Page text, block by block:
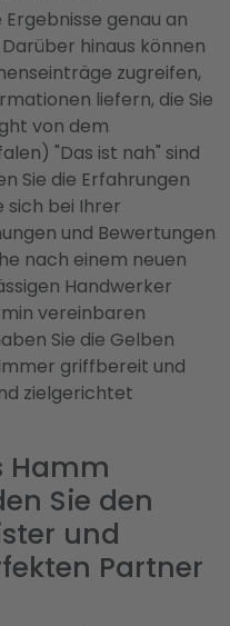
genau an
hinaus können
zugreifen,
liefern, die Sie
von dem
"Das ist nah" sind
Sie die Erfahrungen
sich bei Ihrer
und Bewertungen
nach einem neuen
Handwerker
vereinbaren
Sie die Gelben
griffbereit und
zielgerichtet
Hamm
Sie den
und
Partner